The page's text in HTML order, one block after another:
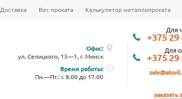
Доставка Вес проката Калькулятор металлопроката
Офис:
ул. Селицкого, 15—1, г. Минск
Время работы:
Пн.—Пт.: с 8.00 до 17.00
Для
+375 29
Для
+375 29
заказать